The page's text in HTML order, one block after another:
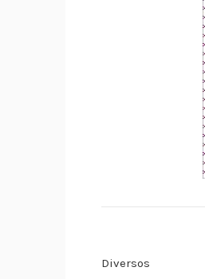
Diversos